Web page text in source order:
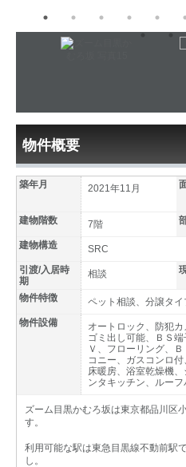
物件概要
築年月 2021年11月
建物階数
7階
建物構造
SRC
引渡/入居時
期
相談
物件特徴
ペット相談、分譲タ
物件設備
オートロック、防犯
ゴミ出し可能、ＢＳ
Ｖ、フローリング、
コニー、ガスコンロ
床暖房、浴室乾燥機
ンタキッチン、ルー
ズーム目黒かむろ坂は東京都品川区
す。
利用可能な駅は東急目黒線不動前駅
し。